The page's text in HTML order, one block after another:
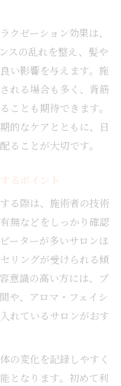
クゼーション効果は、
スの乱れを整え、髪や
い影響を与えます。施
れる場合も多く、背筋
ことも期待できます。
的なケアとともに、日
ることが大切です。
るポイント
る際は、施術者の技術
無などをしっかり確認
ーターが多いサロンほ
リングが受けられる傾
意識の高い方には、プ
や、アロマ・フェイシ
れているサロンがおす
の変化を記録しやすく
となります。初めて利